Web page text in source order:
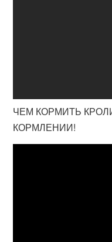
ЧЕМ КОРМИТЬ
КОРМЛЕНИИ!